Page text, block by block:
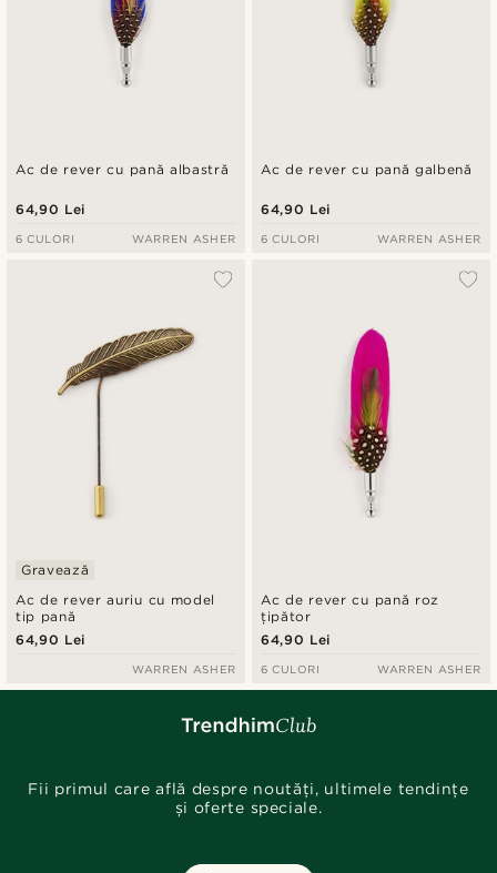
Ac de rever cu pană albastră
64,90 Lei
6 CULORI WARREN ASHER
Ac de rever cu pană galbenă
64,90 Lei
6 CULORI WARREN ASHER
Ac de rever auriu cu model
tip pană
Gravează
64,90 Lei
WARREN ASHER
Ac de rever cu pană roz
țipător
64,90 Lei
6 CULORI WARREN ASHER
Fii primul care află despre noutăți, ultimele tendințe
și oferte speciale.